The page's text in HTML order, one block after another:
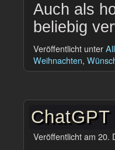
Auch als
beliebig
Veröffentlicht unter
Weihnachten,
ChatGPT
Veröffentlicht am 20.